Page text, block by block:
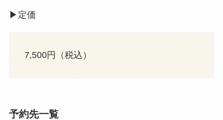
▶︎定価
7,500円（税込）
予約先一覧